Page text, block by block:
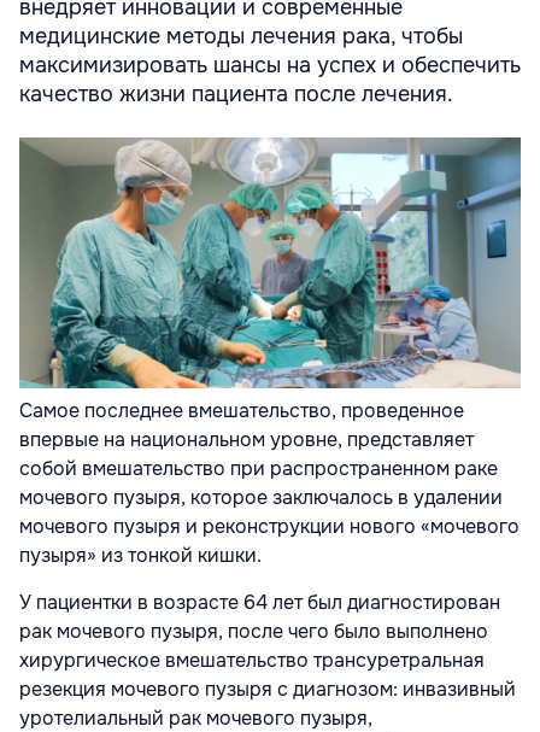
внедряет инновации и современные
медицинские методы лечения рака, чтобы
максимизировать шансы на успех и обеспечить
качество жизни пациента после лечения.
Самое последнее вмешательство, проведенное
впервые на национальном уровне, представляет
собой вмешательство при распространенном раке
мочевого пузыря, которое заключалось в удалении
мочевого пузыря и реконструкции нового «мочевого
пузыря» из тонкой кишки.
У пациентки в возрасте 64 лет был диагностирован
рак мочевого пузыря, после чего было выполнено
хирургическое вмешательство трансуретральная
резекция мочевого пузыря с диагнозом: инвазивный
уротелиальный рак мочевого пузыря,